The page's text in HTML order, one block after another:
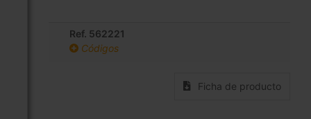
Ref. 562221
Códigos
Ficha de producto